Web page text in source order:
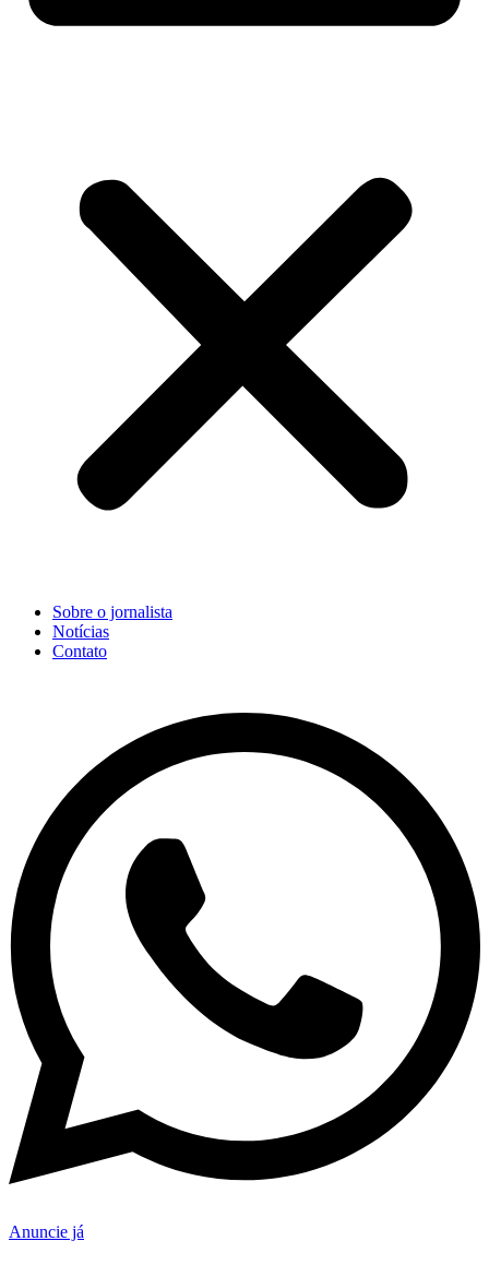
Sobre o jornalista
Notícias
Contato
Anuncie já